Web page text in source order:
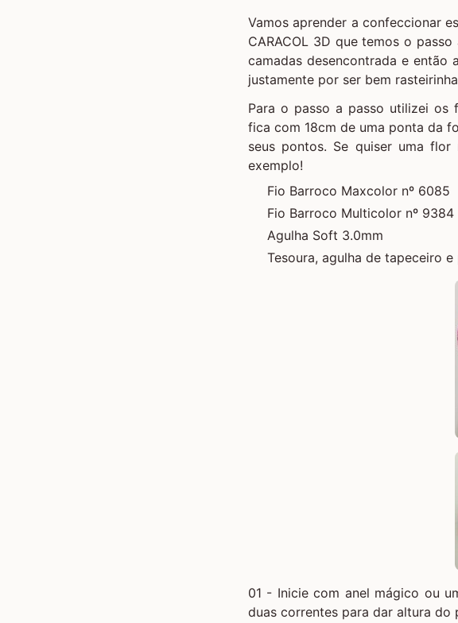
Vamos aprender a confeccionar
CARACOL 3D que temos o
camadas desencontrada e então
justamente por ser bem
Para o passo a passo utilizei os
fica com 18cm de uma ponta da
seus pontos. Se quiser uma
exemplo!
Fio Barroco Maxcolor nº 6085
Fio Barroco Multicolor nº 9384
Agulha Soft 3.0mm
Tesoura, agulha de tapeceiro
01 - Inicie com anel mágico ou
duas correntes para dar altura do